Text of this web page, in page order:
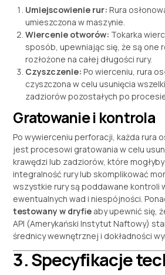
Umiejscowienie rur: Rura
umieszczona w maszynie.
Wiercenie otworów: Tokarka
sposób, upewniając się, że są one
rozłożone na całej długości rury.
Czyszczenie: Po wierceniu, rura
czyszczona w celu usunięcia
zadziorów pozostałych po
Gratowanie i kontrola
Po wywierceniu perforacji, każda rura
jest procesowi gratowania w celu
krawędzi lub zadziorów, które
integralność rury lub skomplikować
wszystkie rury są poddawane kontroli
ewentualnych wad i niespójności.
testowany w dryfie aby upewnić się,
API (Amerykański Instytut Naftowy)
średnicy wewnętrznej i dokładności
3. Specyfikacje